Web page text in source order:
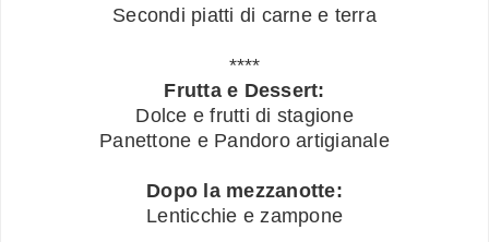
Secondi piatti di carne e terra
****
Frutta e Dessert:
Dolce e frutti di stagione
Panettone e Pandoro artigianale
Dopo la mezzanotte:
Lenticchie e zampone